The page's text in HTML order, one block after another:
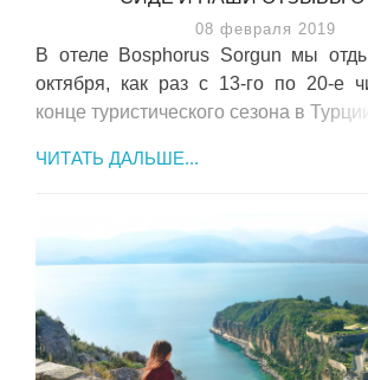
08 февраля 2019
В отеле Bosphorus Sorgun мы
октября, как раз с 13-го по 20-е
конце туристического сезона в Турции.
ЧИТАТЬ ДАЛЬШЕ...